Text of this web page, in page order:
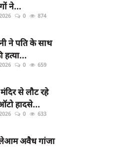
ने...
0 874
ने पति के साथ
हत्या...
0 659
से लौट रहे
हादसे...
0 633
अवैध गांजा